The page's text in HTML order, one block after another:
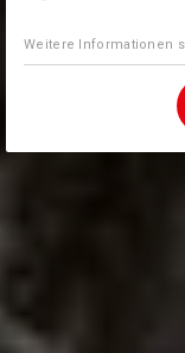
Weitere Informationen